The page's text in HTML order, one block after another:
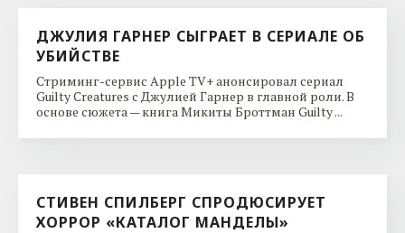
ДЖУЛИЯ ГАРНЕР СЫГРАЕТ В СЕРИАЛЕ ОБ
УБИЙСТВЕ
Стриминг-сервис Apple TV+ анонсировал сериал
Guilty Creatures с Джулией Гарнер в главной роли. В
основе сюжета — книга Микиты Броттман Guilty ...
СТИВЕН СПИЛБЕРГ СПРОДЮСИРУЕТ
ХОРРОР «КАТАЛОГ МАНДЕЛЫ»